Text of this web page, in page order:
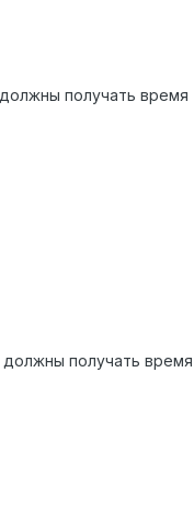
получать время
должны получать